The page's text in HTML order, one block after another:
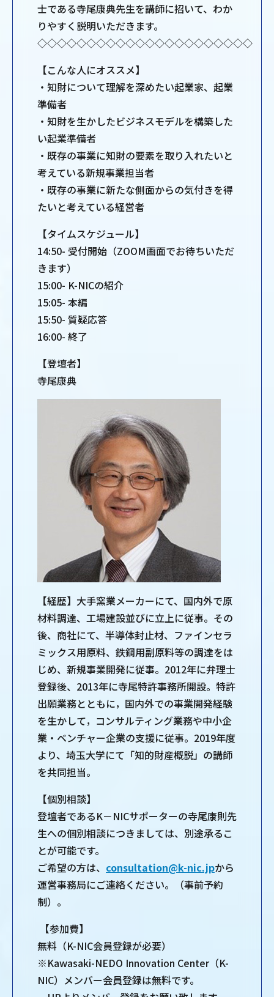
士である寺尾康典先生を講師に招いて、わか
りやすく説明いただきます。
◇◇◇◇◇◇◇◇◇◇◇◇◇◇◇◇◇◇◇◇◇◇
【こんな人にオススメ】
・知財について理解を深めたい起業家、起業
準備者
・知財を生かしたビジネスモデルを構築した
い起業準備者
・既存の事業に知財の要素を取り入れたいと
考えている新規事業担当者
・既存の事業に新たな側面からの気付きを得
たいと考えている経営者
【タイムスケジュール】
14:50- 受付開始（ZOOM画面でお待ちいただ
きます）
15:00- K-NICの紹介
15:05- 本編
15:50- 質疑応答
16:00- 終了
【登壇者】
寺尾康典
【経歴】大手窯業メーカーにて、国内外で原
材料調達、工場建設並びに立上に従事。その
後、商社にて、半導体封止材、ファインセラ
ミックス用原料、鉄鋼用副原料等の調達をは
じめ、新規事業開発に従事。2012年に弁理士
登録後、2013年に寺尾特許事務所開設。特許
出願業務とともに，国内外での事業開発経験
を生かして，コンサルティング業務や中小企
業・ベンチャー企業の支援に従事。2019年度
より、埼玉大学にて「知的財産概説」の講師
を共同担当。
【個別相談】
登壇者であるK－NICサポーターの寺尾康則先
生への個別相談につきましては、別途承るこ
とが可能です。
ご希望の方は、 consultation@k-nic.jpから
運営事務局にご連絡ください。（事前予約
制）。
【参加費】
無料（K-NIC会員登録が必要）
※Kawasaki-NEDO Innovation Center（K-
NIC）メンバー会員登録は無料です。